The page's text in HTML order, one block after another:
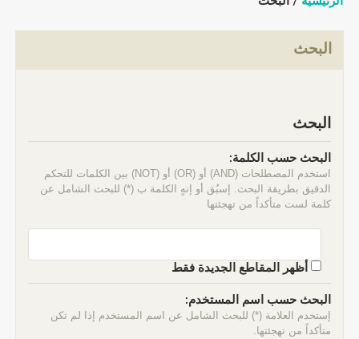
البحث
البحث
البحث حسب الكلمة:
استخدم المصطلحات (AND) أو (OR) أو (NOT) بين الكلمات للتحكم
الدقيق بطريقة البحث. إسبُق أو إنهٍ الكلمة ب (*) للبحث الشامل عن
كلمة لست متأكداً من تهجئتها
أظهر المقاطع الجديدة فقط
البحث حسب اسم المستخدم:
إستخدم العلامة (*) للبحث الشامل عن اسم المستخدم إذا لم تكن
متأكداً من تهجئتها.